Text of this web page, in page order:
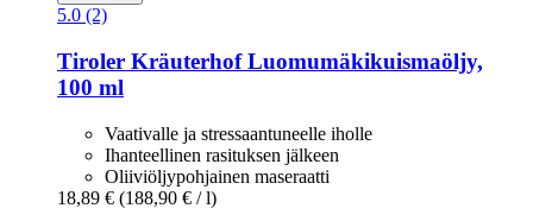
5.0 (2)
Tiroler KräuterhofLuomumäkikuismaöljy,
100 ml
Vaativalle ja stressaantuneelle iholle
Ihanteellinen rasituksen jälkeen
Oliiviöljypohjainen maseraatti
18,89 € (188,90 € / l)